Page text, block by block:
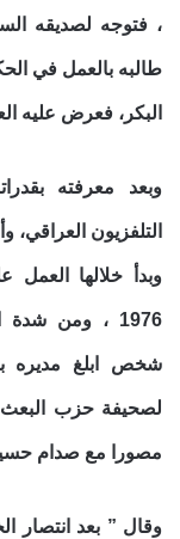
، فتوجه لصديقه
طالبه بالعمل في
البكر، فعرض عليه
وبعد معرفته
وبدأ خلالها العمل
1976 ، ومن
شخص ابلغ مديره
لصحيفة حزب البعث
مصورا مع صدام
وقال ” بعد انتصار